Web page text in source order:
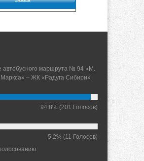
автобусного маршрута № 94 «М.
– ЖК «Радуга Сибири»
94.8% (201 Голосов)
5.2% (11 Голосов)